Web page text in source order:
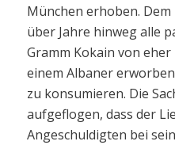
München erhoben.
über Jahre hinweg alle
Gramm Kokain von
einem Albaner
zu konsumieren. Die
aufgeflogen, dass der
Angeschuldigten bei